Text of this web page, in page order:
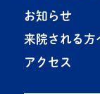
お知らせ
来院される方
アクセス